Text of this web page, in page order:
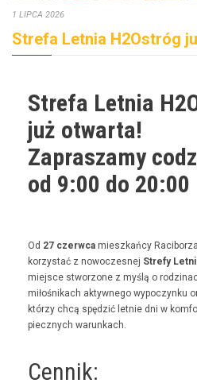
1 LIPCA 2026
Strefa Letnia H2Ostróg
Strefa Letnia
już otwarta!
Zapraszamy
od 9:00 do 20:00
Od 27 czer­w­ca mieszkań­cy
korzys­tać z nowoczes­nej Stre­fy
miejsce stwor­zone z myślą o
miłośnikach akty­wnego wypoczynku
którzy chcą spędz­ić let­nie dni w
piecznych warunkach.
Cennik: